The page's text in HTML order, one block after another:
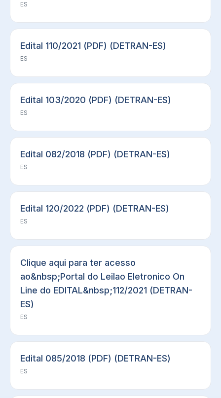
ES
Edital 110/2021 (PDF) (DETRAN-ES)
ES
Edital 103/2020 (PDF) (DETRAN-ES)
ES
Edital 082/2018 (PDF) (DETRAN-ES)
ES
Edital 120/2022 (PDF) (DETRAN-ES)
ES
Clique aqui para ter acesso
ao&nbsp;Portal do Leilao Eletronico On
Line do EDITAL&nbsp;112/2021 (DETRAN-
ES)
ES
Edital 085/2018 (PDF) (DETRAN-ES)
ES